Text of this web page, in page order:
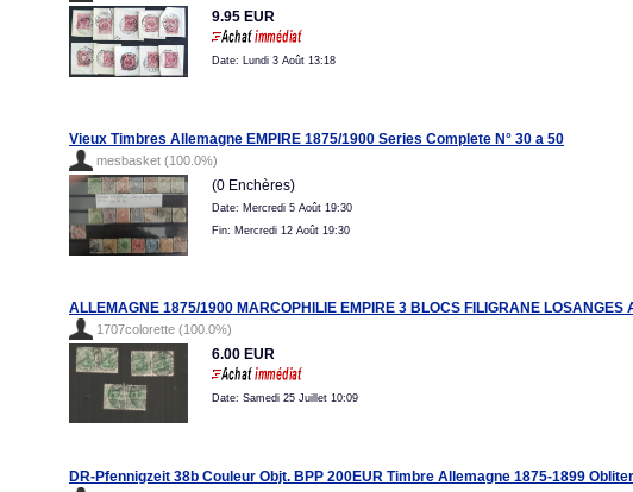
9.95 EUR
Date: Lundi 3 Août 13:18
Vieux Timbres Allemagne EMPIRE 1875/1900 Series Complete N° 30 a 50
mesbasket (100.0%)
(0 Enchères)
Date: Mercredi 5 Août 19:30
Fin: Mercredi 12 Août 19:30
ALLEMAGNE 1875/1900 MARCOPHILIE EMPIRE 3 BLOCS FILIGRANE LOSANGES
1707colorette (100.0%)
6.00 EUR
Date: Samedi 25 Juillet 10:09
DR-Pfennigzeit 38b Couleur Objt. BPP 200EUR Timbre Allemagne 1875-1899